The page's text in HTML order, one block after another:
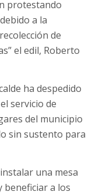
protestando
a la
de
el edil, Roberto
ha despedido
servicio de
del municipio
sin sustento para
una mesa
beneficiar a los